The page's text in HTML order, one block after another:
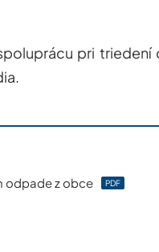
pri
odpade z obce PDF